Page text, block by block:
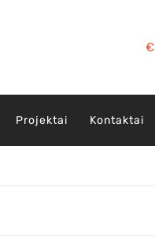
€
Projektai Kontaktai